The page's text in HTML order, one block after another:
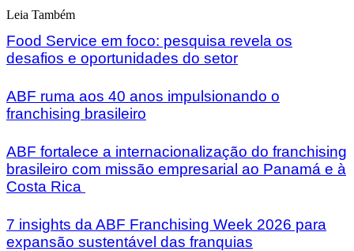
Leia Também
Food Service em foco: pesquisa revela os
desafios e oportunidades do setor
ABF ruma aos 40 anos impulsionando o
franchising brasileiro
ABF fortalece a internacionalização do franchising
brasileiro com missão empresarial ao Panamá e à
Costa Rica
7 insights da ABF Franchising Week 2026 para
expansão sustentável das franquias